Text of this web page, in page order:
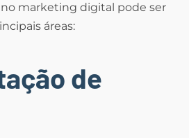
no marketing digital pode ser
áreas:
de